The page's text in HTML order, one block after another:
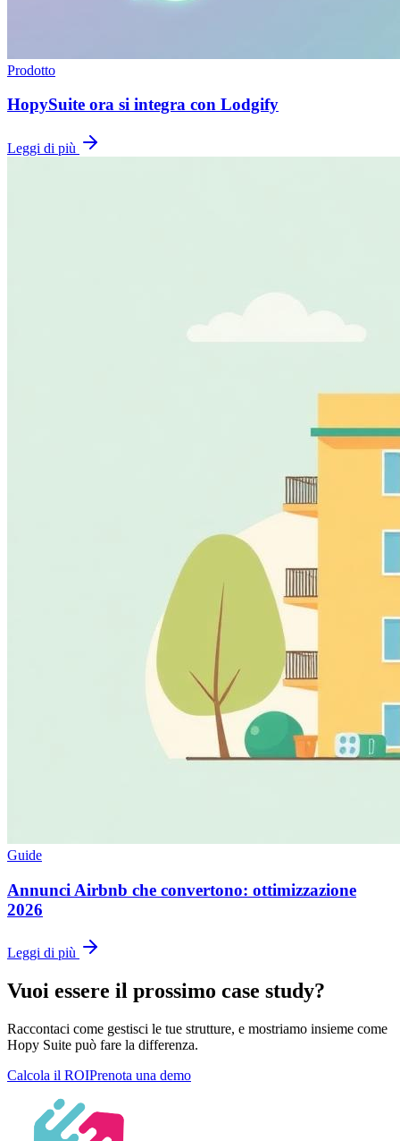
Prodotto
HopySuite ora si integra con Lodgify
Leggi di più
Guide
Annunci Airbnb che convertono: ottimizzazione
2026
Leggi di più
Vuoi essere il prossimo case study?
Raccontaci come gestisci le tue strutture, e mostriamo insieme come
Hopy Suite può fare la differenza.
Calcola il ROIPrenota una demo